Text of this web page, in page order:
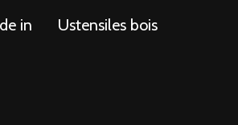
in
Ustensiles bois